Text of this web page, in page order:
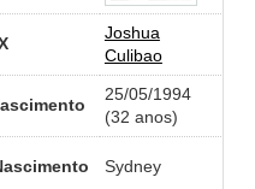
Joshua
Culibao
25/05/1994
(32 anos)
Sydney